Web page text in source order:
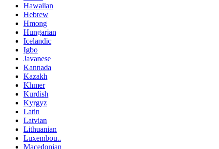
Hawaiian
Hebrew
Hmong
Hungarian
Icelandic
Igbo
Javanese
Kannada
Kazakh
Khmer
Kurdish
Kyrgyz
Latin
Latvian
Lithuanian
Luxembou..
Macedonian